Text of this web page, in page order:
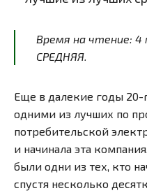
Время на чтение: 4
СРЕДНЯЯ.
Еще в далекие годы
одними из лучших по
потребительской
и начинала эта
были одни из тех, кто
спустя несколько